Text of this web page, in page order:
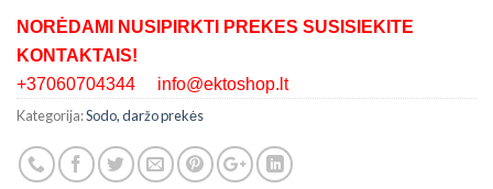
NORĖDAMI NUSIPIRKTI PREKES SUSISIEKITE
KONTAKTAIS!
+37060704344 info@ektoshop.lt
Kategorija:Sodo, daržo prekės